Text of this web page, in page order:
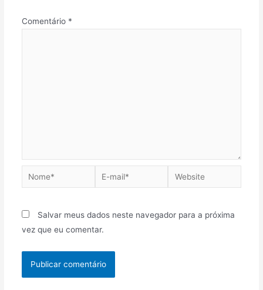
Comentário *
Salvar meus dados neste navegador para a próxima
vez que eu comentar.